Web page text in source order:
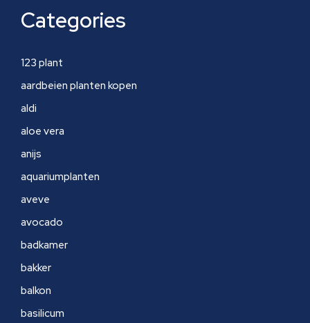
Categories
123 plant
aardbeien planten kopen
aldi
aloe vera
anijs
aquariumplanten
aveve
avocado
badkamer
bakker
balkon
basilicum